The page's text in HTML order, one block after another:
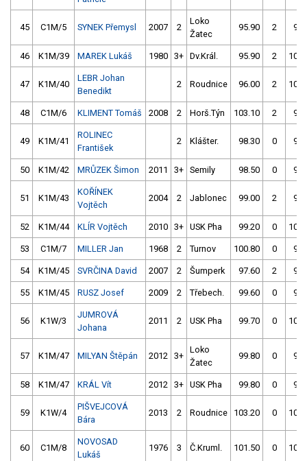
45 C1M/5 SYNEK Přemysl 2007 2
Loko
Žatec
95.90 2
46 K1M/39 MAREK Lukáš 1980 3+ Dv.Král. 95.90 2
47 K1M/40
LEBR Johan
Benedikt
2 Roudnice 96.00 2
48 C1M/6 KLIMENT Tomáš 2008 2 Horš.Týn 103.10 2
49 K1M/41
ROLINEC
František
2 Klášter. 98.30 0
50 K1M/42 MRŮZEK Šimon 2011 3+ Semily 98.50 0
51 K1M/43
KOŘÍNEK
Vojtěch
2004 2 Jablonec 99.00 2
52 K1M/44 KLÍR Vojtěch 2010 3+ USK Pha 99.20 0
53 C1M/7 MILLER Jan 1968 2 Turnov 100.80 0
54 K1M/45 SVRČINA David 2007 2 Šumperk 97.60 2
55 K1M/45 RUSZ Josef 2009 2 Třebech. 99.60 0
56 K1W/3
JUMROVÁ
Johana
2011 2 USK Pha 99.70 0
57 K1M/47 MILYAN Štěpán 2012 3+
Loko
Žatec
99.80 0
58 K1M/47 KRÁL Vít 2012 3+ USK Pha 99.80 0
59 K1W/4
PIŠVEJCOVÁ
Bára
2013 2 Roudnice 103.20 0
60 C1M/8
NOVOSAD
Lukáš
1976 3 Č.Kruml. 101.50 0